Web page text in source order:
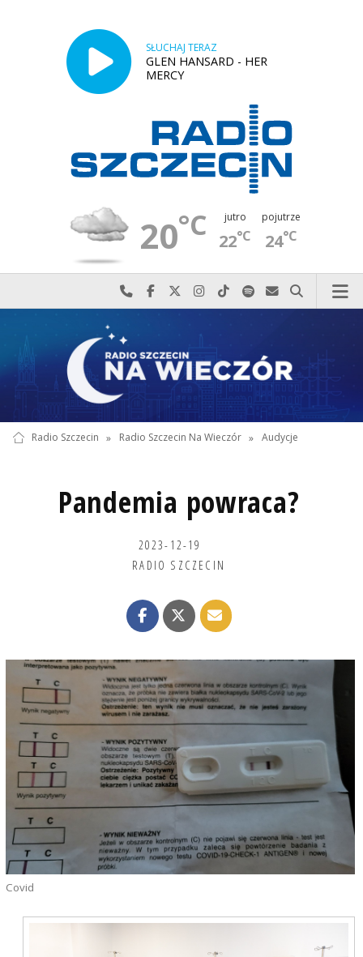
SŁUCHAJ TERAZ
GLEN HANSARD - HER
MERCY
20°C jutro
22°C
pojutrze
24°C
Najlepiej po prostu do nas zadzwoń
Odwiedź nas na Facebook-u
Odwiedź nas na X
Odwiedź nas na Instagram-ie
Odwiedź nas na TikTok-u
Szukaj nas na Spotify
Wyślij do nas
Szukaj
Radio Szczecin » Radio Szczecin Na Wieczór » Audycje
Pandemia powraca?
2023-12-19
RADIO SZCZECIN
Covid